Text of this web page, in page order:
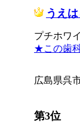
うえ
プチホワ
★この歯
広島県呉
第3位